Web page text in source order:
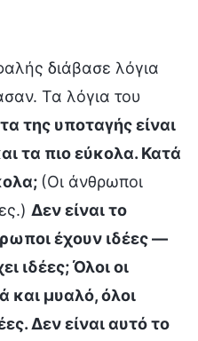
διάβασε λόγια
Τα λόγια του
της υποταγής είναι
τα πιο εύκολα. Κατά
(Οι άνθρωποι
Δεν είναι το
έχουν ιδέες —
ιδέες; Όλοι οι
και μυαλό, όλοι
Δεν είναι αυτό το